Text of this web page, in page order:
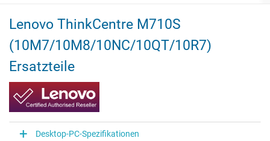
Lenovo ThinkCentre M710S
(10M7/10M8/10NC/10QT/10R7)
Ersatzteile
Desktop-PC-Spezifikationen